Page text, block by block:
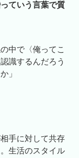
ていう言葉で質
中で〈俺ってこ
識するんだろう
」
手に対して共存
生活のスタイル